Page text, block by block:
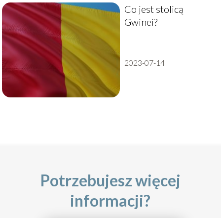
Co jest stolicą
Gwinei?
2023-07-14
Potrzebujesz więcej
informacji?